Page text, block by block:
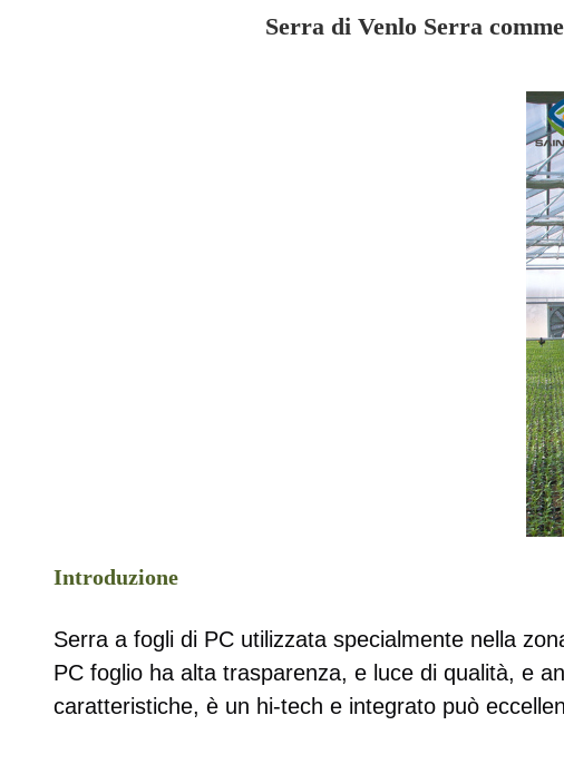
Serra di Venlo Serra
Introduzione
Serra a fogli di PC utilizzata specialmente nella
PC foglio ha alta trasparenza, e luce di qualità, e
caratteristiche, è un hi-tech e integrato può